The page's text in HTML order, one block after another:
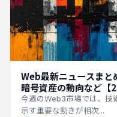
Web最新ニュースまと
暗号資産の動向など【
今週のWeb3市場では、技
示す重要な動きが相次...